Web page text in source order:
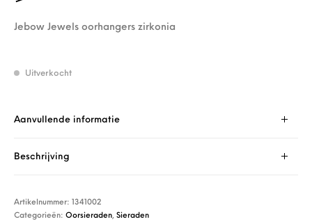
Jebow Jewels oorhangers zirkonia
Uitverkocht
Aanvullende informatie
Beschrijving
Artikelnummer:
1341002
Categorieën:Oorsieraden,Sieraden